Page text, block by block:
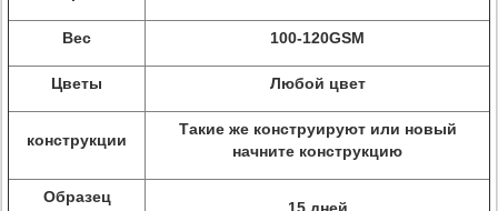
Вес 100-120GSM
Цветы Любой цвет
конструкции
Такие же конструируют или новый
начните конструкцию
Образец